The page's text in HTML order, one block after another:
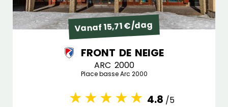
Vanaf 15,71 €/dag
FRONT DE NEIGE
ARC 2000
Place basse Arc 2000
4.8 /5